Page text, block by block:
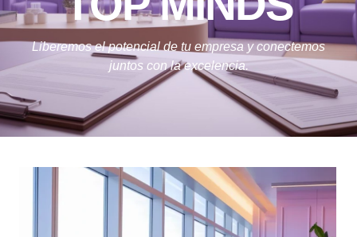
Liberemos el potencial de tu empresa y conectemos
juntos con la excelencia.